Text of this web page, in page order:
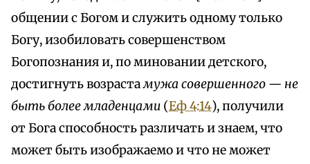
общении с Богом и служить одному только
Богу, изобиловать совершенством
Богопознания и, по миновании детского,
достигнуть возрастамужа совершенного — не
быть более младенцами (Еф 4:14), получили
от Бога способность различать и знаем, что
может быть изображаемо и что не может